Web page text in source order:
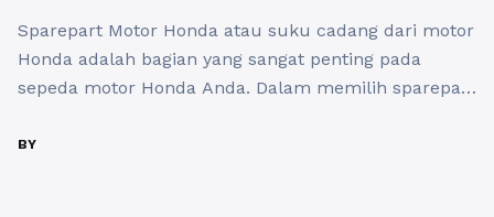
Sparepart Motor Honda atau suku cadang dari motor
Honda adalah bagian yang sangat penting pada
sepeda motor Honda Anda. Dalam memilih sparepart
akan berdampak pada performa sepeda motor serta
BY